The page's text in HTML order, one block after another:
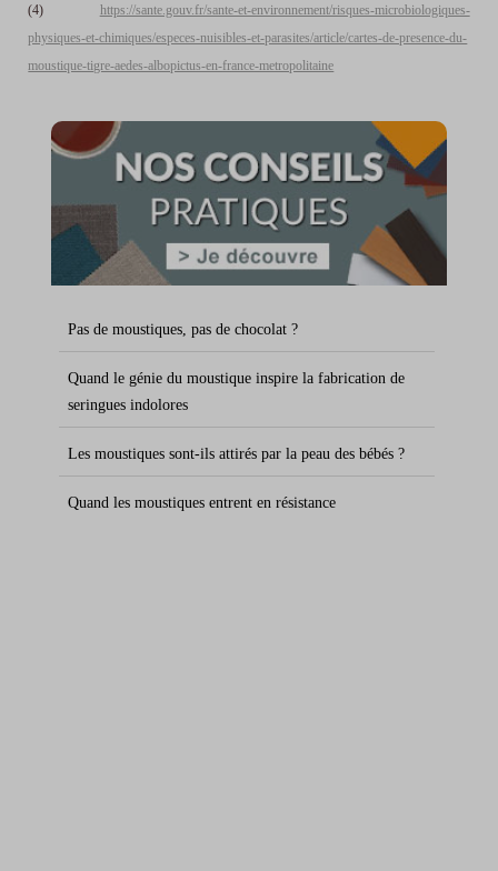
(4) https://sante.gouv.fr/sante-et-environnement/risques-microbiologiques-
physiques-et-chimiques/especes-nuisibles-et-parasites/article/cartes-de-presence-du-
moustique-tigre-aedes-albopictus-en-france-metropolitaine
Pas de moustiques, pas de chocolat ?
Quand le génie du moustique inspire la fabrication de
seringues indolores
Les moustiques sont-ils attirés par la peau des bébés ?
Quand les moustiques entrent en résistance